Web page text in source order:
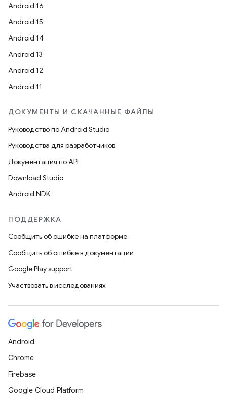
Android 16
Android 15
Android 14
Android 13
Android 12
Android 11
ДОКУМЕНТЫ И СКАЧАННЫЕ ФАЙЛЫ
Руководство по Android Studio
Руководства для разработчиков
Документация по API
Download Studio
Android NDK
ПОДДЕРЖКА
Сообщить об ошибке на платформе
Сообщить об ошибке в документации
Google Play support
Участвовать в исследованиях
Android
Chrome
Firebase
Google Cloud Platform